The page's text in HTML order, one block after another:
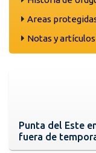
Areas
Notas y
Punta del Este
fuera de